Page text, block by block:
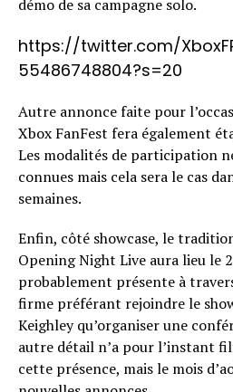
démo de sa campagne solo.
https://twitter.com/
55486748804?s=20
Autre annonce faite pour
Xbox FanFest fera également
Les modalités de participation
connues mais cela sera le cas
semaines.
Enfin, côté showcase, le
Opening Night Live aura lieu le
probablement présente à
firme préférant rejoindre le
Keighley qu’organiser une
autre détail n’a pour l’instant
cette présence, mais le mois